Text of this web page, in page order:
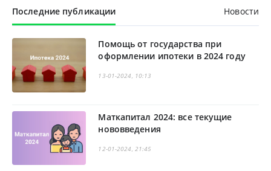
Последние публикации Новости
Помощь от государства при
оформлении ипотеки в 2024 году
13-01-2024, 10:13
Маткапитал 2024: все текущие
нововведения
12-01-2024, 21:45